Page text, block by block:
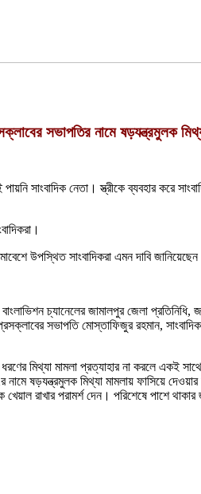
সভাপতির নামে ষড়যন্ত্রমুলক
সাংবাদিক নেতা। স্ত্রীকে ব্যবহার করে
উপস্থিত সাংবাদিকরা এমন দাবি
চ্যানেলের জামালপুর জেলা প্রতিনিধি,
সভাপতি মোস্তাফিজুর রহমান,
মিথ্যা মামলা প্রত্যাহার না করলে
ষড়যন্ত্রমুলক মিথ্যা মামলায় ফাসিয়ে
রাখার পরামর্শ দেন। পরিশেষে পাশে